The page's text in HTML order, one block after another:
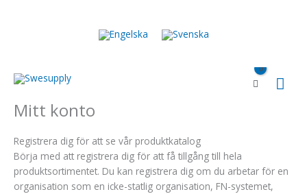
Mitt konto
Registrera dig för att se vår produktkatalog
Börja med att registrera dig för att få tillgång till hela
produktsortimentet. Du kan registrera dig om du arbetar för en
organisation som en icke-statlig organisation, FN-systemet,